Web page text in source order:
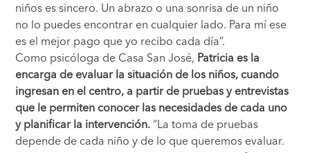
niños es sincero. Un abrazo o una sonrisa de un niño
no lo puedes encontrar en cualquier lado. Para mí ese
es el mejor pago que yo recibo cada día”.
Como psicóloga de Casa San José, Patricia es la
encarga de evaluar la situación de los niños, cuando
ingresan en el centro, a partir de pruebas y entrevistas
que le permiten conocer las necesidades de cada uno
y planificar la intervención. “La toma de pruebas
depende de cada niño y de lo que queremos evaluar.